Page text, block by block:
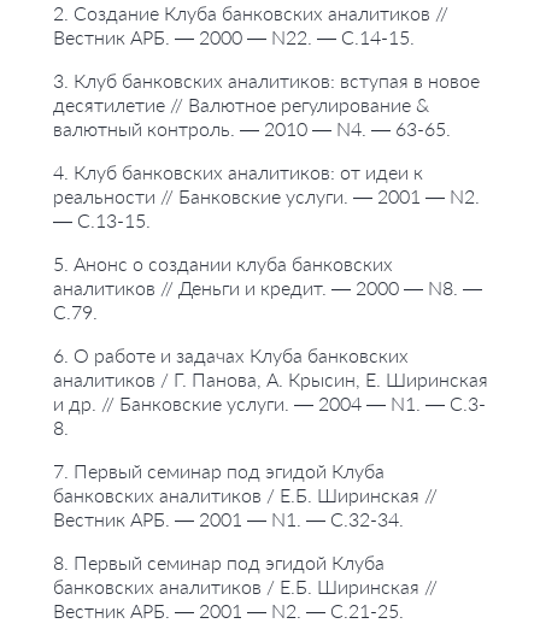
2. Создание Клуба банковских аналитиков //
Вестник АРБ. — 2000 — N22. — С.14-15.
3. Клуб банковских аналитиков: вступая в новое
десятилетие // Валютное регулирование &
валютный контроль. — 2010 — N4. — 63-65.
4. Клуб банковских аналитиков: от идеи к
реальности // Банковские услуги. — 2001 — N2.
— С.13-15.
5. Анонс о создании клуба банковских
аналитиков // Деньги и кредит. — 2000 — N8. —
С.79.
6. О работе и задачах Клуба банковских
аналитиков / Г. Панова, А. Крысин, Е. Ширинская
и др. // Банковские услуги. — 2004 — N1. — С.3-
8.
7. Первый семинар под эгидой Клуба
банковских аналитиков / Е.Б. Ширинская //
Вестник АРБ. — 2001 — N1. — С.32-34.
8. Первый семинар под эгидой Клуба
банковских аналитиков / Е.Б. Ширинская //
Вестник АРБ. — 2001 — N2. — С.21-25.